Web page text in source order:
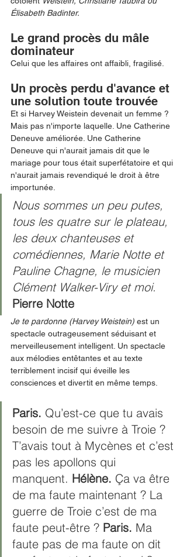
Élisabeth Badinter.
Le grand procès du mâle
dominateur
Celui que les affaires ont affaibli, fragilisé.
Un procès perdu d'avance et
une solution toute trouvée
Et si Harvey Weistein devenait un femme ?
Mais pas n'importe laquelle. Une Catherine
Deneuve améliorée. Une Catherine
Deneuve qui n'aurait jamais dit que le
mariage pour tous était superfétatoire et qui
n'aurait jamais revendiqué le droit à être
importunée.
Nous sommes un peu putes,
tous les quatre sur le plateau,
les deux chanteuses et
comédiennes, Marie Notte et
Pauline Chagne, le musicien
Clément Walker-Viry et moi.
Pierre Notte
Je te pardonne (Harvey Weistein) est un
spectacle outrageusement séduisant et
merveilleusement intelligent. Un spectacle
aux mélodies entêtantes et au texte
terriblement incisif qui éveille les
consciences et divertit en même temps.
Paris. Qu’est-ce que tu avais
besoin de me suivre à Troie ?
T’avais tout à Mycènes et c’est
pas les apollons qui
manquent. Hélène. Ça va être
de ma faute maintenant ? La
guerre de Troie c’est de ma
faute peut-être ? Paris. Ma
faute pas de ma faute on dit